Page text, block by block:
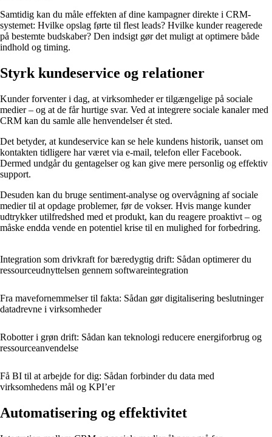
Samtidig kan du måle effekten af dine kampagner direkte i CRM-
systemet: Hvilke opslag førte til flest leads? Hvilke kunder reagerede
på bestemte budskaber? Den indsigt gør det muligt at optimere både
indhold og timing.
Styrk kundeservice og relationer
Kunder forventer i dag, at virksomheder er tilgængelige på sociale
medier – og at de får hurtige svar. Ved at integrere sociale kanaler med
CRM kan du samle alle henvendelser ét sted.
Det betyder, at kundeservice kan se hele kundens historik, uanset om
kontakten tidligere har været via e-mail, telefon eller Facebook.
Dermed undgår du gentagelser og kan give mere personlig og effektiv
support.
Desuden kan du bruge sentiment-analyse og overvågning af sociale
medier til at opdage problemer, før de vokser. Hvis mange kunder
udtrykker utilfredshed med et produkt, kan du reagere proaktivt – og
måske endda vende en potentiel krise til en mulighed for forbedring.
Integration som drivkraft for bæredygtig drift: Sådan optimerer du
ressourceudnyttelsen gennem softwareintegration
Fra mavefornemmelser til fakta: Sådan gør digitalisering beslutninger
datadrevne i virksomheder
Robotter i grøn drift: Sådan kan teknologi reducere energiforbrug og
ressourceanvendelse
Få BI til at arbejde for dig: Sådan forbinder du data med
virksomhedens mål og KPI’er
Automatisering og effektivitet